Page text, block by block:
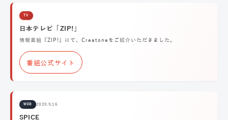
TV
日本テレビ「ZIP!」
情報番組『ZIP!』にて、Creatoneをご紹介いただきました。
番組公式サイト
WEB 2020.9.16
SPICE